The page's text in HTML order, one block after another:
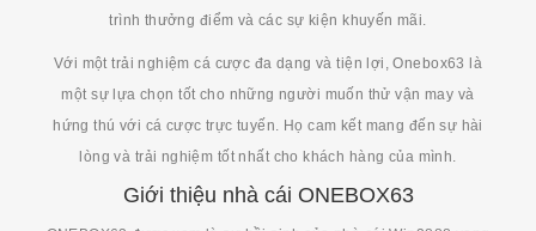
trình thưởng điểm và các sự kiện khuyến mãi.
Với một trải nghiệm cá cược đa dạng và tiện lợi, Onebox63 là
một sự lựa chọn tốt cho những người muốn thử vận may và
hứng thú với cá cược trực tuyến. Họ cam kết mang đến sự hài
lòng và trải nghiệm tốt nhất cho khách hàng của mình.
Giới thiệu nhà cái ONEBOX63